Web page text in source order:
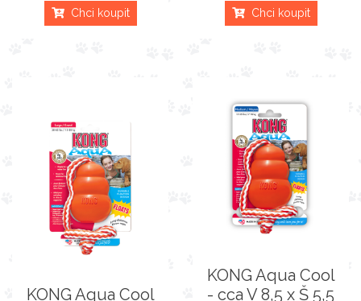
Chci koupit Chci koupit
KONG Aqua Cool
KONG Aqua Cool
- cca V 8,5 x Š 5,5